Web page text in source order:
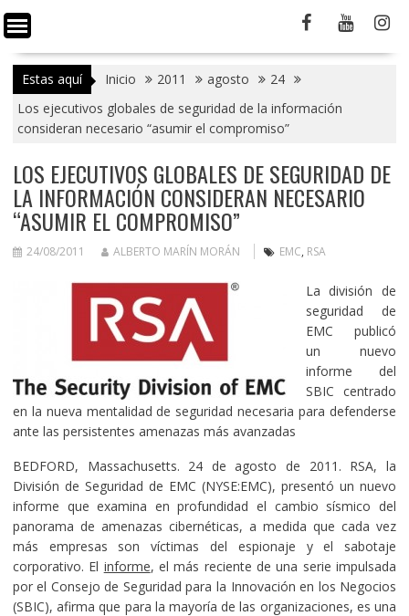
Estas aquí Inicio 2011 agosto
24
Los ejecutivos globales de seguridad de la información
consideran necesario “asumir el compromiso”
LOS EJECUTIVOS GLOBALES DE SEGURIDAD DE
LA INFORMACIÓN CONSIDERAN NECESARIO
“ASUMIR EL COMPROMISO”
24/08/2011 ALBERTO MARÍN MORÁN EMC, RSA
La división de
seguridad de
EMC publicó
un nuevo
informe del
SBIC centrado
en la nueva mentalidad de seguridad necesaria para defenderse
ante las persistentes amenazas más avanzadas
BEDFORD, Massachusetts. 24 de agosto de 2011. RSA, la
División de Seguridad de EMC (NYSE:EMC), presentó un nuevo
informe que examina en profundidad el cambio sísmico del
panorama de amenazas cibernéticas, a medida que cada vez
más empresas son víctimas del espionaje y el sabotaje
corporativo. El informe, el más reciente de una serie impulsada
por el Consejo de Seguridad para la Innovación en los Negocios
(SBIC), afirma que para la mayoría de las organizaciones, es una